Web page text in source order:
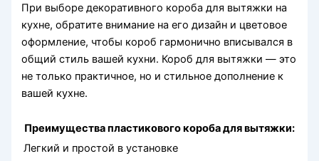
При выборе декоративного короба для вытяжки на
кухне, обратите внимание на его дизайн и цветовое
оформление, чтобы короб гармонично вписывался в
общий стиль вашей кухни. Короб для вытяжки — это
не только практичное, но и стильное дополнение к
вашей кухне.
Преимущества пластикового короба для вытяжки:
Легкий и простой в установке